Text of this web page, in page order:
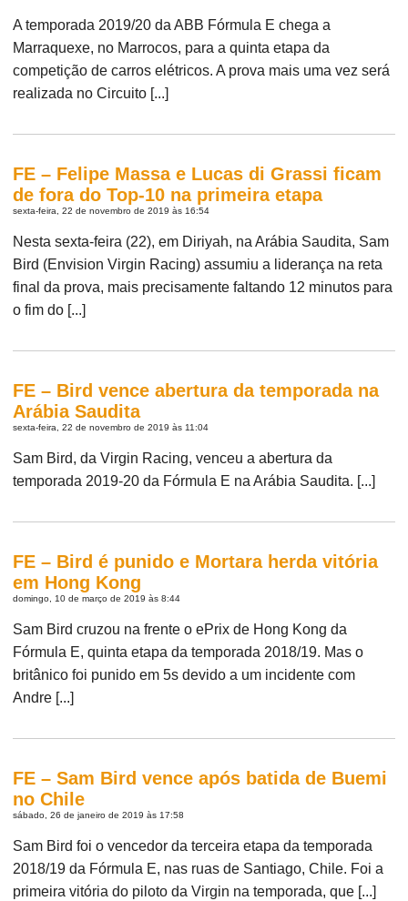
A temporada 2019/20 da ABB Fórmula E chega a
Marraquexe, no Marrocos, para a quinta etapa da
competição de carros elétricos. A prova mais uma vez será
realizada no Circuito [...]
FE – Felipe Massa e Lucas di Grassi ficam
de fora do Top-10 na primeira etapa
sexta-feira, 22 de novembro de 2019 às 16:54
Nesta sexta-feira (22), em Diriyah, na Arábia Saudita, Sam
Bird (Envision Virgin Racing) assumiu a liderança na reta
final da prova, mais precisamente faltando 12 minutos para
o fim do [...]
FE – Bird vence abertura da temporada na
Arábia Saudita
sexta-feira, 22 de novembro de 2019 às 11:04
Sam Bird, da Virgin Racing, venceu a abertura da
temporada 2019-20 da Fórmula E na Arábia Saudita. [...]
FE – Bird é punido e Mortara herda vitória
em Hong Kong
domingo, 10 de março de 2019 às 8:44
Sam Bird cruzou na frente o ePrix de Hong Kong da
Fórmula E, quinta etapa da temporada 2018/19. Mas o
britânico foi punido em 5s devido a um incidente com
Andre [...]
FE – Sam Bird vence após batida de Buemi
no Chile
sábado, 26 de janeiro de 2019 às 17:58
Sam Bird foi o vencedor da terceira etapa da temporada
2018/19 da Fórmula E, nas ruas de Santiago, Chile. Foi a
primeira vitória do piloto da Virgin na temporada, que [...]